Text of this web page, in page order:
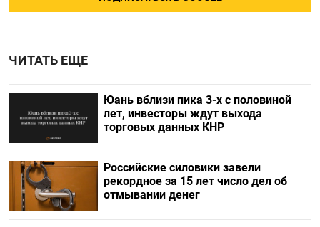
ЧИТАТЬ ЕЩЕ
Юань вблизи пика 3-х с половиной
лет, инвесторы ждут выхода
торговых данных КНР
Российские силовики завели
рекордное за 15 лет число дел об
отмывании денег